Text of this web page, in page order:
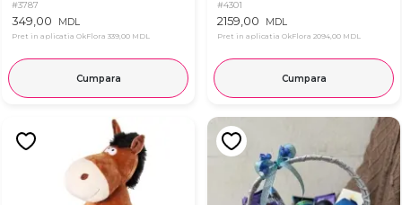
#3787
349,00 MDL
Pret in aplicatia OkFlora 339,00 MDL
Cumpara
#4301
2159,00 MDL
Pret in aplicatia OkFlora 2094,00 MDL
Cumpara